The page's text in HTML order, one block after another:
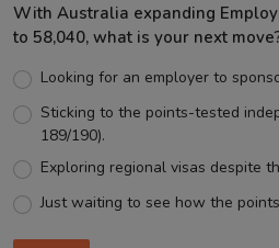
With Australia expanding
to 58,040, what is your next
Looking for an employer to
Sticking to the points-tested
189/190).
Exploring regional visas despite
Just waiting to see how the